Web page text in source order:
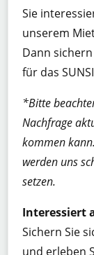
Sie
unserem
Dann
für das
*Bitte
Nachfrage
kommen
werden uns
setzen.
Interessiert
Sichern Sie
und erleben